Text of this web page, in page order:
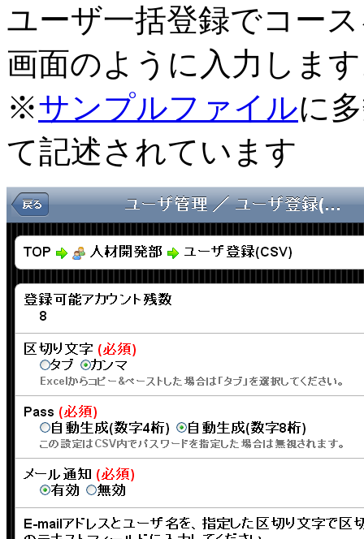
ユーザ一括登録でコー
画面のように入力しま
※サンプルファイルに
て記述されています